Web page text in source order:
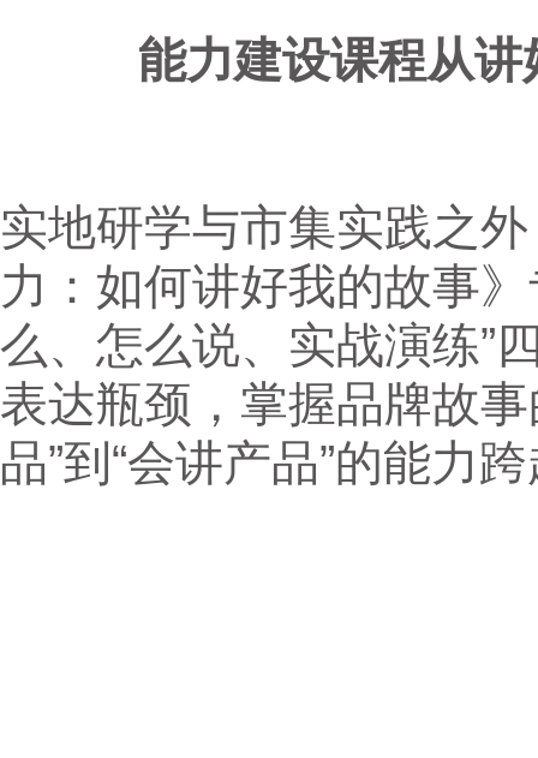
能力建设课程从
实地研学与市集实践之
力：如何讲好我的故事
么、怎么说、实战演练”
表达瓶颈，掌握品牌故
品”到“会讲产品”的能力